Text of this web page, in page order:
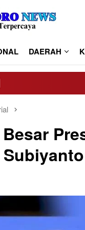
DAERAH